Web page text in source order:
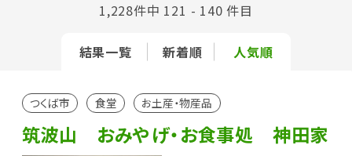
結果一覧 新着順 人気順
1,228件中 121 - 140 件目
つくば市 食堂 お土産・物産品
筑波山 おみやげ・お食事処 神田家